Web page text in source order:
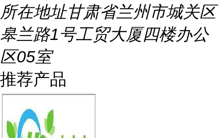
所在地址甘肃省兰州市城关区
皋兰路1号工贸大厦四楼办公
区05室
推荐产品